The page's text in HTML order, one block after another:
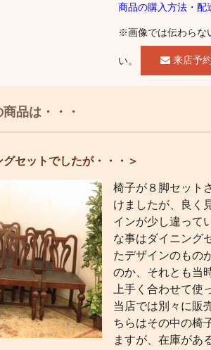
商品の購入方法・配
※画像では伝わらな
い。 来店予
品は・・・
セットでしたが・・・＞
椅子が８脚セット
けましたが、良く
インが少し違って
な事はダイニング
たデザインのもの
のか、それとも当
上手く合わせて使
当店では別々に販
ちらはその中の椅
ますが、在庫があ